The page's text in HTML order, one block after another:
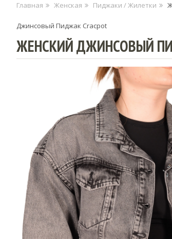
Главная Женская Пиджаки / Жилетки
Джинсовый Пиджак Cracpot
ЖЕНСКИЙ ДЖИНСОВЫЙ